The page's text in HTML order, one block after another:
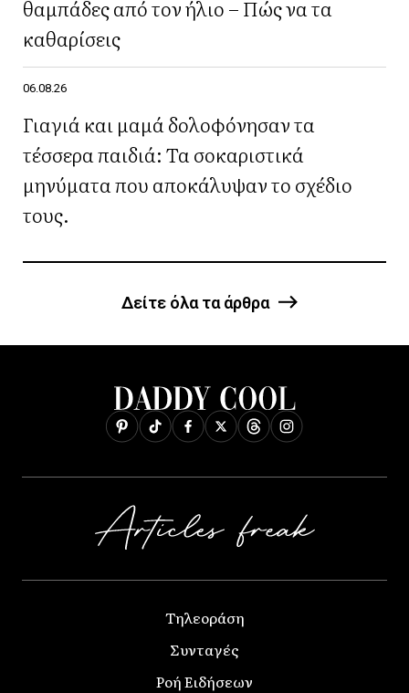
θαμπάδες από τον ήλιο – Πώς να τα
καθαρίσεις
06.08.26
Γιαγιά και μαμά δολοφόνησαν τα
τέσσερα παιδιά: Τα σοκαριστικά
μηνύματα που αποκάλυψαν το σχέδιο
τους.
Δείτε όλα τα άρθρα
Τηλεοράση
Συνταγές
Ροή Ειδήσεων